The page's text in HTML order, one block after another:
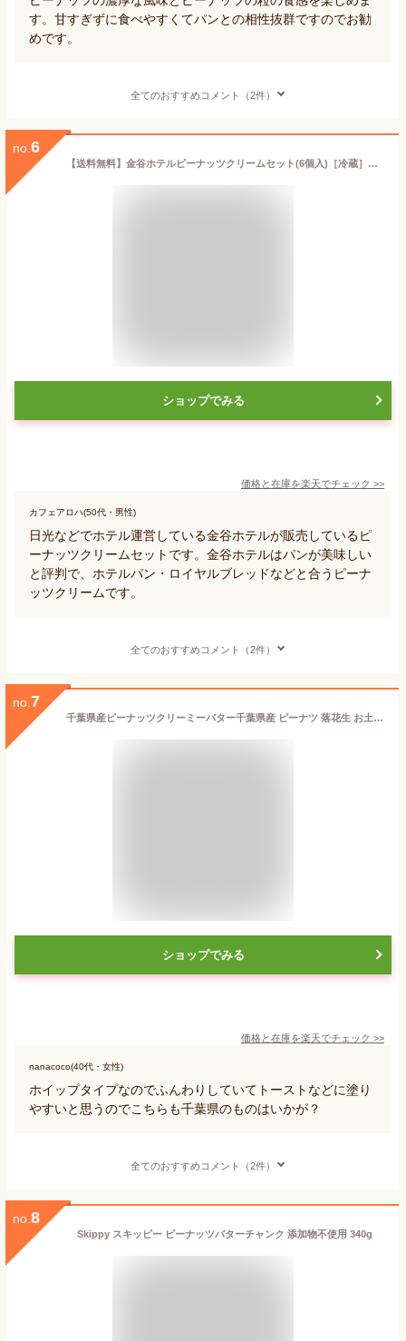
す。甘すぎずに食べやすくてパンとの相性抜群ですのでお勧
めです。
全てのおすすめコメント（2件）
no. 6
【送料無料】金谷ホテルピーナッツクリームセット(6個入)［冷蔵］【日光 金谷ホテル ベーカリー】【税込】
ショップでみる
価格と在庫を楽天でチェック >>
カフェアロハ(50代・男性)
日光などでホテル運営している金谷ホテルが販売しているピ
ーナッツクリームセットです。金谷ホテルはパンが美味しい
と評判で、ホテルパン・ロイヤルブレッドなどと合うピーナ
ッツクリームです。
全てのおすすめコメント（2件）
no. 7
千葉県産ピーナッツクリーミーバター千葉県産 ピーナツ 落花生 お土産 お取り寄せ クリーミー ホイップ パン
ショップでみる
価格と在庫を楽天でチェック >>
nanacoco(40代・女性)
ホイップタイプなのでふんわりしていてトーストなどに塗り
やすいと思うのでこちらも千葉県のものはいかが？
全てのおすすめコメント（2件）
no. 8
Skippy スキッピー ピーナッツバターチャンク 添加物不使用 340g